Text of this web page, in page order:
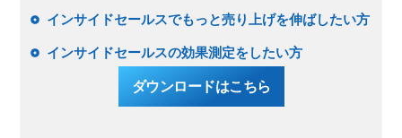
インサイドセールスでもっと売り上げを伸ばしたい方
インサイドセールスの効果測定をしたい方
ダウンロードはこちら